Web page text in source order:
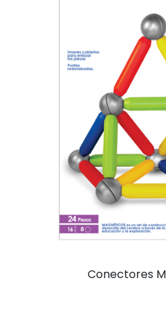
Conectores